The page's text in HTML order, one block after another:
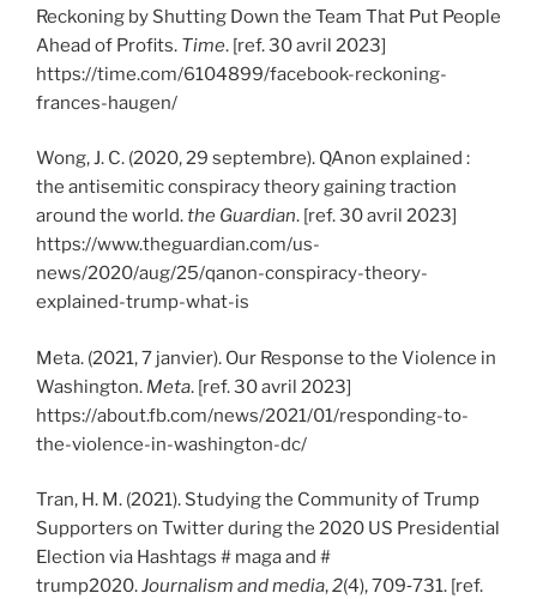
Reckoning by Shutting Down the Team That Put People
Ahead of Profits. Time. [ref. 30 avril 2023]
https://time.com/6104899/facebook-reckoning-
frances-haugen/
Wong, J. C. (2020, 29 septembre). QAnon explained :
the antisemitic conspiracy theory gaining traction
around the world.the Guardian. [ref. 30 avril 2023]
https://www.theguardian.com/us-
news/2020/aug/25/qanon-conspiracy-theory-
explained-trump-what-is
Meta. (2021, 7 janvier). Our Response to the Violence in
Washington. Meta. [ref. 30 avril 2023]
https://about.fb.com/news/2021/01/responding-to-
the-violence-in-washington-dc/
Tran, H. M. (2021). Studying the Community of Trump
Supporters on Twitter during the 2020 US Presidential
Election via Hashtags # maga and #
trump2020.Journalism and media,2(4), 709‑731. [ref.